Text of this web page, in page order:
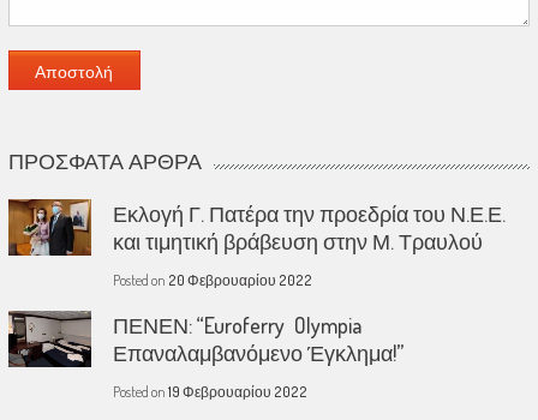
ΠΡΌΣΦΑΤΑ ΆΡΘΡΑ
Εκλογή Γ. Πατέρα την προεδρία του Ν.Ε.Ε.
και τιμητική βράβευση στην Μ. Τραυλού
Posted on 20 Φεβρουαρίου 2022
ΠΕΝΕΝ: “Euroferry Olympia
Επαναλαμβανόμενο Έγκλημα!”
Posted on 19 Φεβρουαρίου 2022